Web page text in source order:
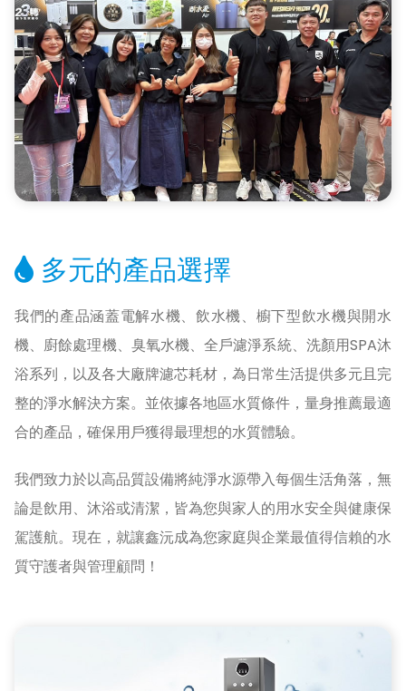
多元的產品選擇
我們的產品涵蓋電解水機、飲水機、櫥下型飲水機與開水
機、廚餘處理機、臭氧水機、全戶濾淨系統、洗顏用SPA沐
浴系列，以及各大廠牌濾芯耗材，為日常生活提供多元且完
整的淨水解決方案。並依據各地區水質條件，量身推薦最適
合的產品，確保用戶獲得最理想的水質體驗。
我們致力於以高品質設備將純淨水源帶入每個生活角落，無
論是飲用、沐浴或清潔，皆為您與家人的用水安全與健康保
駕護航。現在，就讓鑫沅成為您家庭與企業最值得信賴的水
質守護者與管理顧問！